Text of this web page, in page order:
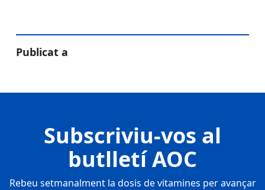
Publicat a
Subscriviu-vos al
butlletí AOC
Rebeu setmanalment la dosis de vitamines per avançar